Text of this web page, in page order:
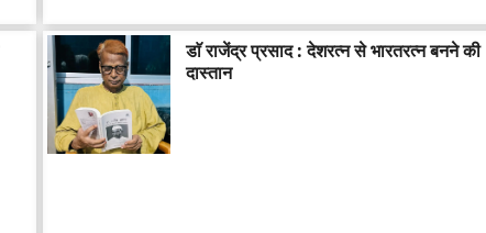
डाॅ राजेंद्र प्रसाद : देशरत्न से भारतरत्न बनने की
दास्तान